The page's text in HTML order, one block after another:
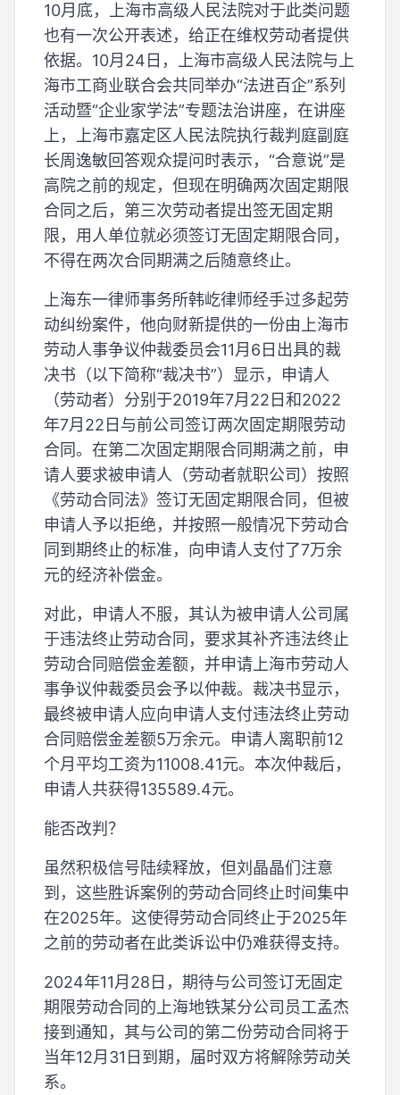
10月底，上海市高级人民法院对于此类问题
也有一次公开表述，给正在维权劳动者提供
依据。10月24日，上海市高级人民法院与上
海市工商业联合会共同举办“法进百企”系列
活动暨“企业家学法”专题法治讲座，在讲座
上，上海市嘉定区人民法院执行裁判庭副庭
长周逸敏回答观众提问时表示，“合意说”是
高院之前的规定，但现在明确两次固定期限
合同之后，第三次劳动者提出签无固定期
限，用人单位就必须签订无固定期限合同，
不得在两次合同期满之后随意终止。
上海东一律师事务所韩屹律师经手过多起劳
动纠纷案件，他向财新提供的一份由上海市
劳动人事争议仲裁委员会11月6日出具的裁
决书（以下简称“裁决书”）显示，申请人
（劳动者）分别于2019年7月22日和2022
年7月22日与前公司签订两次固定期限劳动
合同。在第二次固定期限合同期满之前，申
请人要求被申请人（劳动者就职公司）按照
《劳动合同法》签订无固定期限合同，但被
申请人予以拒绝，并按照一般情况下劳动合
同到期终止的标准，向申请人支付了7万余
元的经济补偿金。
对此，申请人不服，其认为被申请人公司属
于违法终止劳动合同，要求其补齐违法终止
劳动合同赔偿金差额，并申请上海市劳动人
事争议仲裁委员会予以仲裁。裁决书显示，
最终被申请人应向申请人支付违法终止劳动
合同赔偿金差额5万余元。申请人离职前12
个月平均工资为11008.41元。本次仲裁后，
申请人共获得135589.4元。
能否改判？
虽然积极信号陆续释放，但刘晶晶们注意
到，这些胜诉案例的劳动合同终止时间集中
在2025年。这使得劳动合同终止于2025年
之前的劳动者在此类诉讼中仍难获得支持。
2024年11月28日，期待与公司签订无固定
期限劳动合同的上海地铁某分公司员工孟杰
接到通知，其与公司的第二份劳动合同将于
当年12月31日到期，届时双方将解除劳动关
系。